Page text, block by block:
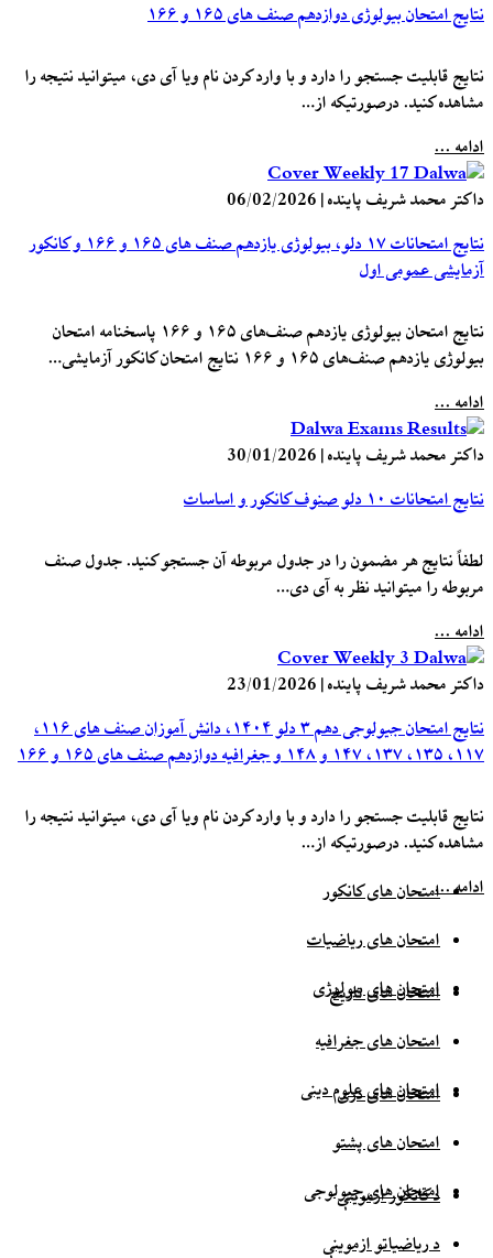
نتایج امتحان بیولوژی دوازدهم صنف های ۱۶۵ و ۱۶۶
نتایج قابلیت جستجو را دارد و با وارد کردن نام ویا آی دی، میتوانید نتیجه را
مشاهده کنید. درصورتیکه از…
ادامه ...
داکتر محمد شریف پاینده|
06/02/2026
نتایج امتحانات ۱۷ دلو، بیولوژی یازدهم صنف های ۱۶۵ و ۱۶۶ و کانکور
آزمایشی عمومی اول
نتایج امتحان بیولوژی یازدهم صنف‌های ۱۶۵ و ۱۶۶ پاسخنامه امتحان
بیولوژی یازدهم صنف‌های ۱۶۵ و ۱۶۶ نتایج امتحان کانکور آزمایشی…
ادامه ...
داکتر محمد شریف پاینده|
30/01/2026
نتایج امتحانات ۱۰ دلو صنوف کانکور و اساسات
لطفاً نتایج هر مضمون را در جدول مربوطه آن جستجو کنید. جدول صنف
مربوطه را میتوانید نظر به آی دی…
ادامه ...
داکتر محمد شریف پاینده|
23/01/2026
نتایج امتحان جیولوجی دهم ۳ دلو ۱۴۰۴، دانش آموزان صنف های ۱۱۶،
۱۱۷، ۱۳۵، ۱۳۷، ۱۴۷ و ۱۴۸ و جغرافیه دوازدهم صنف های ۱۶۵ و ۱۶۶
نتایج قابلیت جستجو را دارد و با وارد کردن نام ویا آی دی، میتوانید نتیجه را
مشاهده کنید. درصورتیکه از…
ادامه ...امتحان های کانکور
امتحان های ریاضیات
امتحان های بیولوژی
امتحان های تاریخ
امتحان های جغرافیه
امتحان های علوم دینی
امتحان های دری
امتحان های پشتو
امتحان های جیولوجی
د کانکور ازموینې
د ریاضیاتو ازموینې